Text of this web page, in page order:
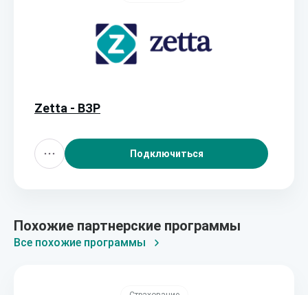
Zetta - ВЗР
Подключиться
Похожие партнерские программы
Все похожие программы